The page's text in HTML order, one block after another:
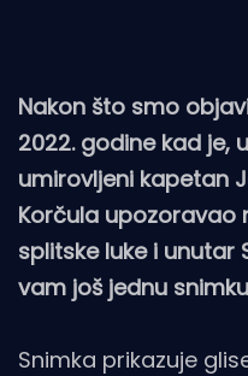
Nakon što smo
2022. godine kad je,
umirovljeni kapetan
Korčula upozoravao
splitske luke i unutar
vam još jednu
Snimka prikazuje